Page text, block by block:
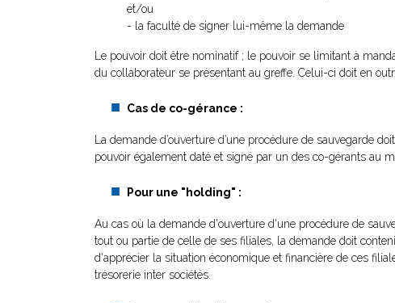
et/ou
- la faculté de signer lui-même la demande
Le pouvoir doit être nominatif ; le pouvoir se limitant à
du collaborateur se présentant au greffe. Celui-ci doit en
Cas de co-gérance :
La demande d’ouverture d’une procédure de sauvegarde
pouvoir également daté et signé par un des co-gérants au
Pour une "holding" :
Au cas où la demande d'ouverture d'une procédure de
tout ou partie de celle de ses filiales, la demande doit
d'apprécier la situation économique et financière de ces
trésorerie inter sociétés.